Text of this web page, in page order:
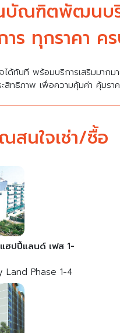
นบัณฑิตพัฒนบ
ร ทุกราคา ค
ด้ทันที พร้อมบริการเสริมมาก
สิทธิภาพ เพื่อความคุ้มค่า คุ้มร
สนใจเช่า/ซื้อ
ฮปปี้แลนด์ เฟส 1-
Land Phase 1-4